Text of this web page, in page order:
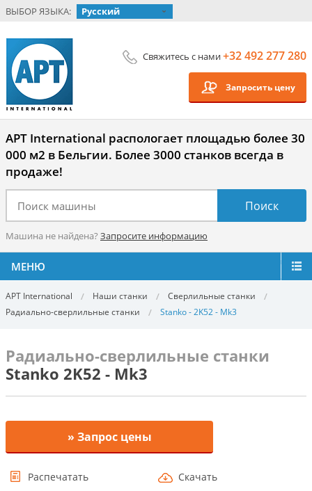
ВЫБОР ЯЗЫКА: Русский
Свяжитесь с нами+32 492 277 280
Запросить цену
APT International распологает площадью более 30
000 м2 в Бельгии. Более 3000 станков всегда в
продаже!
Машина не найдена? Запросите информацию
МЕНЮ
APT International Наши станки
Сверлильные станки
Радиально-сверлильные станки
Stanko - 2K52 - Mk3
Радиально-сверлильные станки
Stanko 2K52 - Mk3
» Запрос цены
Распечатать
Скачать